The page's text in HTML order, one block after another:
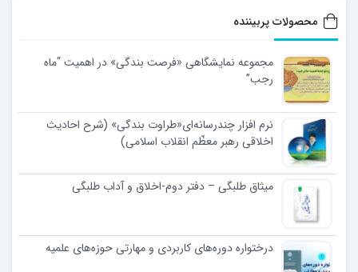
محصولات پربیننده
مجموعه نمایشگاهی «فرصت بندگی» در اهمیت “ماه
رجب”
نرم افزار چندرسانه‌ای«طراوت بندگی» (شرح احادیث
اخلاقی رهبر معظّم انقلاب اسلامی)
میثاق طلبگی – دفتر دوم-اخلاق و آداب طلبگی
درختواره دوره‌های کاربردی و مهارتی حوزه‌های علمیه